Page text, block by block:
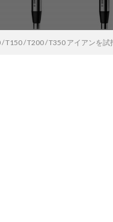
/ T150 / T200 / T350 アイアンを